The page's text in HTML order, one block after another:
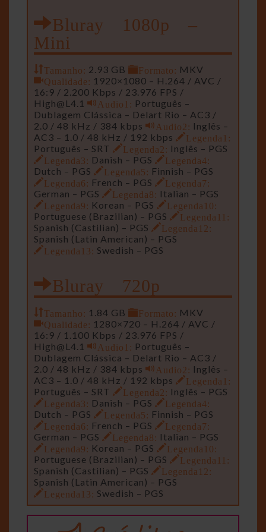
Bluray 1080p –
Mini
Tamanho: 2.93 GB Formato: MKV
Qualidade: 1920×1080 – H.264 / AVC /
16:9 / 2.200 Kbps / 23.976 FPS /
High@L4.1
Audio1: Português –
Dublagem Clássica – Delart Rio – AC3 /
2.0 / 48 kHz / 384 kbps
Audio2: Inglês –
AC3 – 1.0 / 48 kHz / 192 kbps
Legenda1:
Português – SRT
Legenda2: Inglês – PGS
Legenda3: Danish – PGS
Legenda4:
Dutch – PGS
Legenda5: Finnish – PGS
Legenda6: French – PGS
Legenda7:
German – PGS
Legenda8: Italian – PGS
Legenda9: Korean – PGS
Legenda10:
Portuguese (Brazilian) – PGS
Legenda11:
Spanish (Castilian) – PGS
Legenda12:
Spanish (Latin American) – PGS
Legenda13: Swedish – PGS
Bluray 720p
Tamanho: 1.84 GB Formato: MKV
Qualidade: 1280×720 – H.264 / AVC /
16:9 / 1.100 Kbps / 23.976 FPS /
High@L4.1
Audio1: Português –
Dublagem Clássica – Delart Rio – AC3 /
2.0 / 48 kHz / 384 kbps
Audio2: Inglês –
AC3 – 1.0 / 48 kHz / 192 kbps
Legenda1:
Português – SRT
Legenda2: Inglês – PGS
Legenda3: Danish – PGS
Legenda4:
Dutch – PGS
Legenda5: Finnish – PGS
Legenda6: French – PGS
Legenda7:
German – PGS
Legenda8: Italian – PGS
Legenda9: Korean – PGS
Legenda10:
Portuguese (Brazilian) – PGS
Legenda11:
Spanish (Castilian) – PGS
Legenda12:
Spanish (Latin American) – PGS
Legenda13: Swedish – PGS